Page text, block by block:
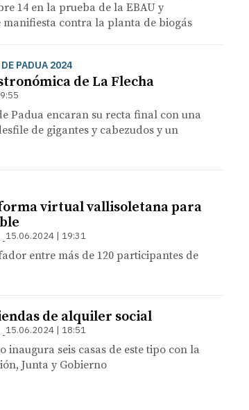
14 en la prueba de la EBAU y
contra la planta de biogás
PADUA 2024
de La Flecha
Padua encaran su recta final con una
de gigantes y cabezudos y un
virtual vallisoletana para
15.06.2024 | 19:31
entre más de 120 participantes de
de alquiler social
15.06.2024 | 18:51
seis casas de este tipo con la
Junta y Gobierno